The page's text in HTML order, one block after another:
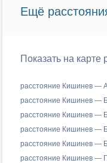
Ещё
Показать на
расстояние Кишинев —
расстояние Кишинев —
расстояние Кишинев —
расстояние Кишинев —
расстояние Кишинев —
расстояние Кишинев —